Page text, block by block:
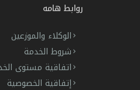
روابط هامه
الوكلاء والموزعين
شروط الخدمة
اتفاقية مستوى
إتفاقية الخصوصية